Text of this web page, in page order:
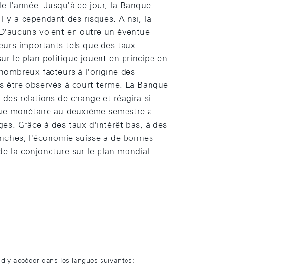
l'année. Jusqu'à ce jour, la Banque
y a cependant des risques. Ainsi, la
voient en outre un éventuel
importants tels que des taux
le plan politique jouent en principe en
facteurs à l'origine des
être observés à court terme. La Banque
relations de change et réagira si
monétaire au deuxième semestre a
Grâce à des taux d'intérêt bas, à des
l'économie suisse a de bonnes
la conjoncture sur le plan mondial.
accéder dans les langues suivantes: